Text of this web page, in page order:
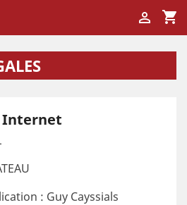
shopping_cart

Internet
: Guy Cayssials